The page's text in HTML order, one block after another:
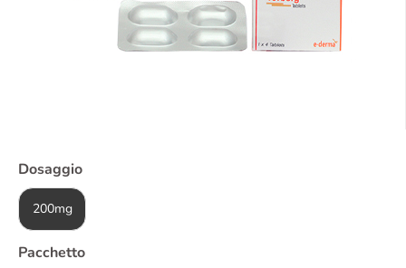
Dosaggio
200mg
Pacchetto